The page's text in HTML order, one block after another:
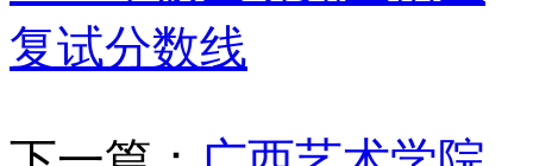
复试分数线